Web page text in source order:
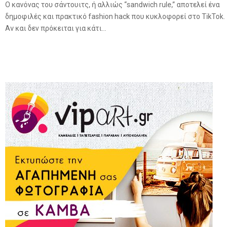
Ο κανόνας του σάντουιτς, ή αλλιώς “sandwich rule,” αποτελεί ένα
δημοφιλές και πρακτικό fashion hack που κυκλοφορεί στο TikTok.
Αν και δεν πρόκειται για κάτι...